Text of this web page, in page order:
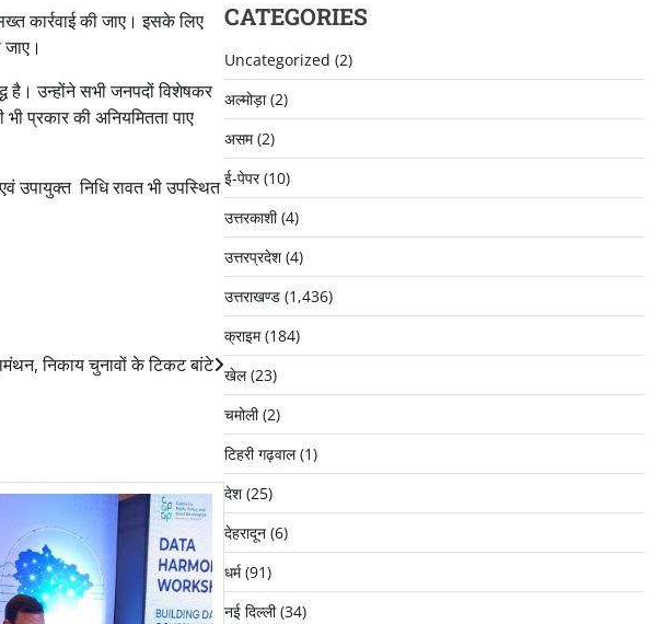
कार्रवाई की जाए। इसके लिए
जाए।
है। उन्होंने सभी जनपदों विशेषकर
प्रकार की अनियमितता पाए
उपायुक्त निधि रावत भी उपस्थित
निकाय चुनावों के टिकट बांटे
CATEGORIES
Uncategorized (2)
अल्मोड़ा(2)
असम(2)
ई-पेपर(10)
उत्तरकाशी(4)
उत्तरप्रदेश(4)
उत्तराखण्ड(1,436)
क्राइम(184)
खेल(23)
चमोली(2)
टिहरी गढ़वाल(1)
देश(25)
देहरादून(6)
धर्म(91)
नई दिल्ली(34)